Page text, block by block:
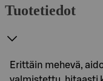
Tuotetiedot
Erittäin mehevä,